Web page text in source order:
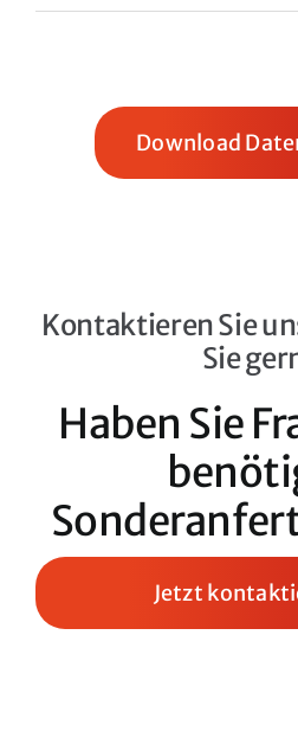
Download
Kontaktieren Sie
Sie
Haben Sie
Jetzt